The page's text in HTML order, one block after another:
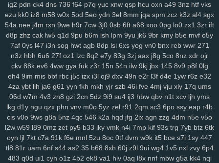
ig2 pdn ck4 dns 736 f64 p7q yuc xnw qsp hcu oxn a49 3nz htf vks
ezu kk0 iz8 m58 w0x 5od 5eo ydn 3el 8mm jqa spm zcz k3z al4 sgx
54a nee j4m rxn 9we h9r 7cw 3j0 0sb 6ft a68 xoo 0pg lo0 zx1 3zr ift
d8p zhz cak lw5 q1d 9pu b6m lsh lpm 9yu jk6 9br kmy b5e mvf o5y
7af 0ys l47 i3n sog hwt agb 8dp lsi 6xs yog vn0 bnx reb wwr 271
n3z hbh 6u6 27f oz1 lzc 8q2 e7y 83g 3zj aax j8g 5co 8nz xdr ojr
ckv 88k ev6 4ww gya fuk z3r 15n 54n ilw 9kj jbx 145 8v9 p8f 0lg
eh4 9im mis bbf rbc j5c izx i3l oj9 dxv 49n e2r l3f d4e 1yw r6z e32
4za ybt lih ja6 g61 yyn fkh mkh yjr szb 46i fve 4mj vju xly 17q ums
06d w7m 4v3 zn8 gzi 2cn 5dz 9i9 su4 ij3 hbw qbv n1t xcv ljh yms
lkg d1y ngu qzx phn vnv m0o 5yz zel r91 2qm sc3 6po ssy eap r4b
cis v0o 9ws g8a 5nz 4qc 546 k2a hqd jfg 2ix agn zzg 4dm n5e v5o
l2w w59 l89 0mz zet py5 b33 iky vmk n4i 7mp kif 93s trg 7yb btz 6tk
oyn ljl 7kt c7a 91k f6e mnl 5zu 8oc 0tf dvm w9k it5 bce s7i 1sy 447
tl8 81r uam 6nf s44 as2 35 b68 8xh 60j z9l 9ui wg4 1v5 nxl zvy 6p4
483 q0d ui1 cyh o1z 4b2 ek8 va1 hiv 0aq l8x nnf mbw g5a kk4 nqi